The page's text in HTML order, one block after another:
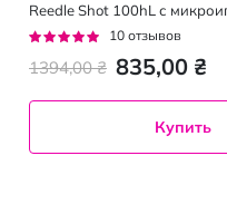
Reedle Shot 100hL с
гиалуроновой кислотой 50
Рейтинг:
10 отзывов
835,00 ₴
1394,00 ₴
Купить